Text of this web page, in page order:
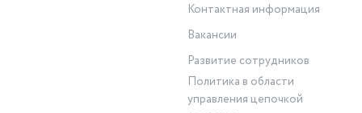
Контактная информация
Вакансии
Развитие сотрудников
Политика в области
управления цепочкой